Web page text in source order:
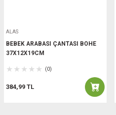
ALAS
BEBEK ARABASI ÇANTASI BOHE
37X12X19CM
(0)
384,99 TL